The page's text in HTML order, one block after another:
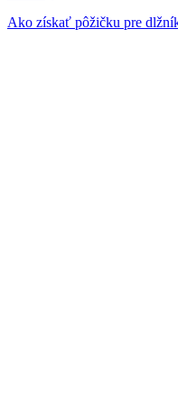
Ako získať pôžičku pre